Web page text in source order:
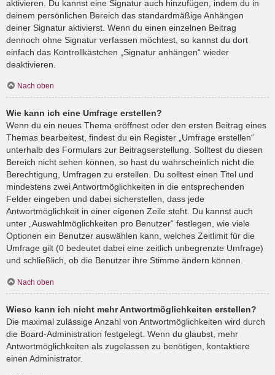
aktivieren. Du kannst eine Signatur auch hinzufügen, indem du in
deinem persönlichen Bereich das standardmäßige Anhängen
deiner Signatur aktivierst. Wenn du einen einzelnen Beitrag
dennoch ohne Signatur verfassen möchtest, so kannst du dort
einfach das Kontrollkästchen „Signatur anhängen“ wieder
deaktivieren.
Nach oben
Wie kann ich eine Umfrage erstellen?
Wenn du ein neues Thema eröffnest oder den ersten Beitrag eines
Themas bearbeitest, findest du ein Register „Umfrage erstellen“
unterhalb des Formulars zur Beitragserstellung. Solltest du diesen
Bereich nicht sehen können, so hast du wahrscheinlich nicht die
Berechtigung, Umfragen zu erstellen. Du solltest einen Titel und
mindestens zwei Antwortmöglichkeiten in die entsprechenden
Felder eingeben und dabei sicherstellen, dass jede
Antwortmöglichkeit in einer eigenen Zeile steht. Du kannst auch
unter „Auswahlmöglichkeiten pro Benutzer“ festlegen, wie viele
Optionen ein Benutzer auswählen kann, welches Zeitlimit für die
Umfrage gilt (0 bedeutet dabei eine zeitlich unbegrenzte Umfrage)
und schließlich, ob die Benutzer ihre Stimme ändern können.
Nach oben
Wieso kann ich nicht mehr Antwortmöglichkeiten erstellen?
Die maximal zulässige Anzahl von Antwortmöglichkeiten wird durch
die Board-Administration festgelegt. Wenn du glaubst, mehr
Antwortmöglichkeiten als zugelassen zu benötigen, kontaktiere
einen Administrator.